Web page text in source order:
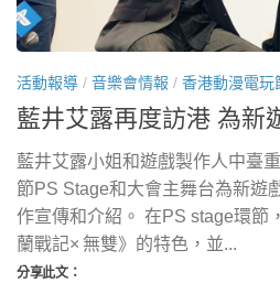
活動報導 / 音樂會情報 / 香港動漫電玩
藍井艾露再度訪港 為新
藍井艾露小姐和遊戲製作人中臺
節PS Stage和大會主舞台為新遊
作宣傳和介紹。 在PS stage環節
蘭戰記× 無雙》的特色，並...
分享此文：